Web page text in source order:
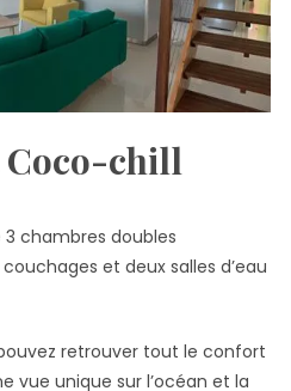
chill
chambres doubles
et deux salles d’eau
retrouver tout le confort
vue unique sur l’océan et la